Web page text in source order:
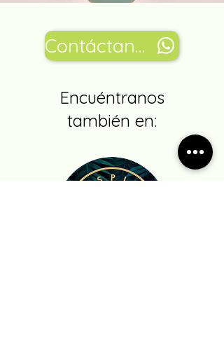
Contáctanos
Encuéntranos
también en: